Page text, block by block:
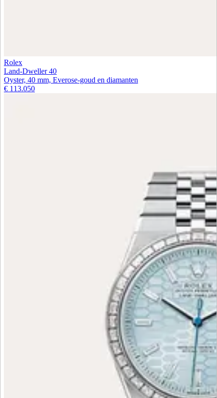
Rolex
Land-Dweller 40
Oyster, 40 mm, Everose-goud en diamanten
€ 113.050